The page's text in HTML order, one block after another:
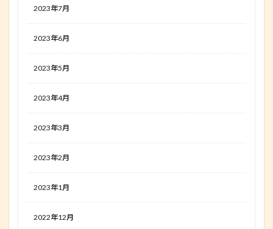
2023年7月
2023年6月
2023年5月
2023年4月
2023年3月
2023年2月
2023年1月
2022年12月